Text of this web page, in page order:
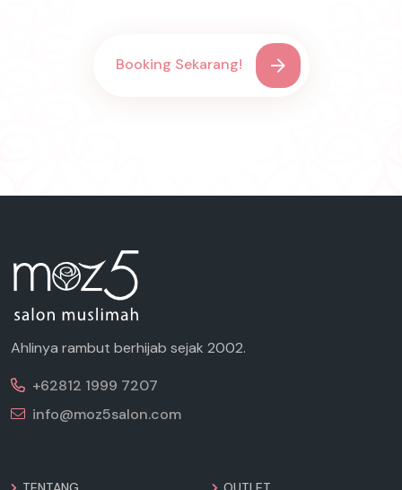
Booking Sekarang!
Ahlinya rambut berhijab sejak 2002.
+62812 1999 7207
info@moz5salon.com